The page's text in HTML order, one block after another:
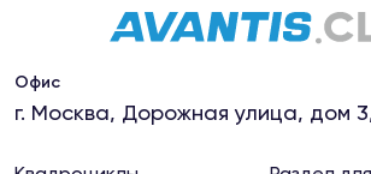
Магазин "МотоКалуга"
Киржач, ул.Привокзальная, 63
Офис
г. Москва, Дорожная улица, дом